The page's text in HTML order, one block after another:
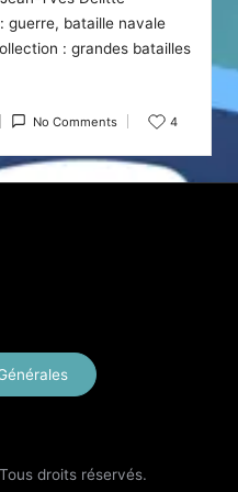
guerre, bataille navale
: grandes batailles
No Comments 4
droits réservés.